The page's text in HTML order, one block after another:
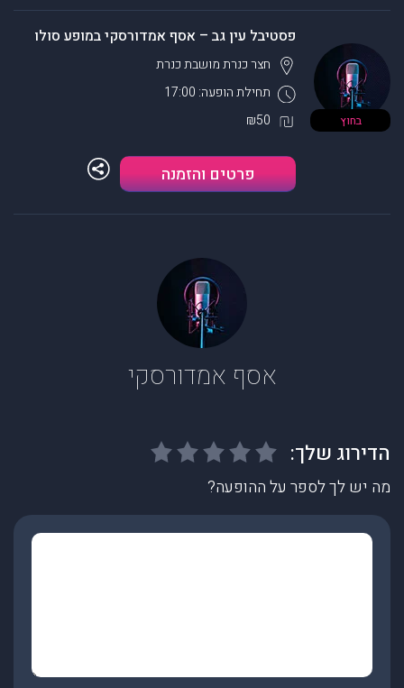
בחוץ
פסטיבל עין גב – אסף אמדורסקי במופע סולו
תחילת הופעה: 17:00
חצר כנרתמושבת כנרת
₪50
פרטים והזמנה
אסף אמדורסקי
מה יש לך לספר על ההופעה?